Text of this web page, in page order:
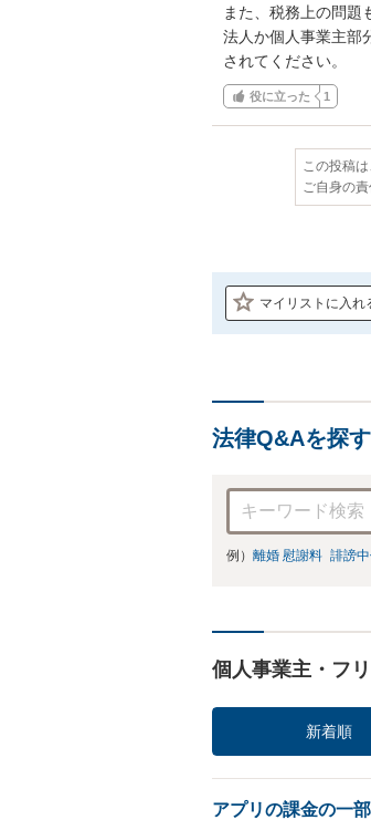
また、税務上の問題
法人か個人事業主部
されてください。
役に立った 1
この投稿
ご自身の
マイリストに入れ
法律Q&Aを探す
例） 離婚 慰謝料 誹謗
個人事業主・フ
新着順
アプリの課金の一